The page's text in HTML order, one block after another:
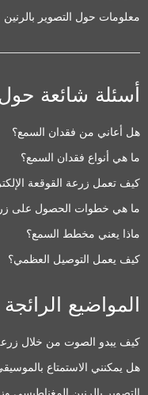
معلومات حول التصوير
أسئلة شائعة
هل أعاني من فقدان السمع؟
ما هي أنواع فقدان السمع؟
كيف تعمل زرعة القوقعة
ما هي خطوات الحصول على
ماذا يعني مخطط السمع؟
كيف يعمل التوصيل العظمي؟
المواضيع الرائجة
كيف يبدو الصوت من خلال زرعة
هل يمكنني الاستمتاع